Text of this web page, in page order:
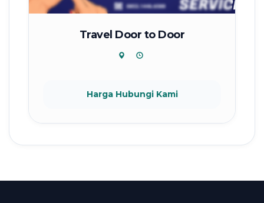
Travel Door to Door
Harga Hubungi Kami